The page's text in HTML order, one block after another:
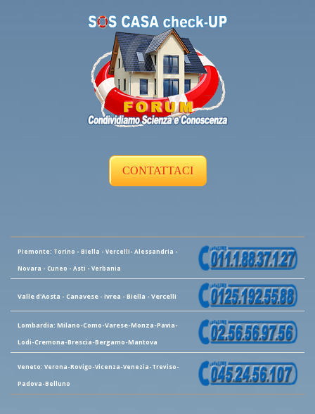
CONTATTACI
Piemonte: Torino - Biella - Vercelli- Alessandria -
Novara - Cuneo - Asti - Verbania
Valle d'Aosta - Canavese - Ivrea - Biella - Vercelli
Lombardia: Milano-Como-Varese-Monza-Pavia-
Lodi-Cremona-Brescia-Bergamo-Mantova
Veneto: Verona-Rovigo-Vicenza-Venezia-Treviso-
Padova-Belluno